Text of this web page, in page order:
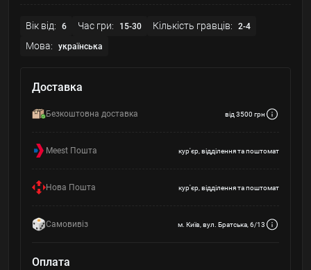
Вік від: 6 Час гри: 15-30 Кількість гравців: 2-4
Мова: українська
Доставка
Безкоштовна доставка від 3500 грн
Meest Пошта кур'єр, відділення та поштомат
Нова Пошта кур'єр, відділення та поштомат
Самовивіз м. Київ, вул. Братська, 6/13
Оплата